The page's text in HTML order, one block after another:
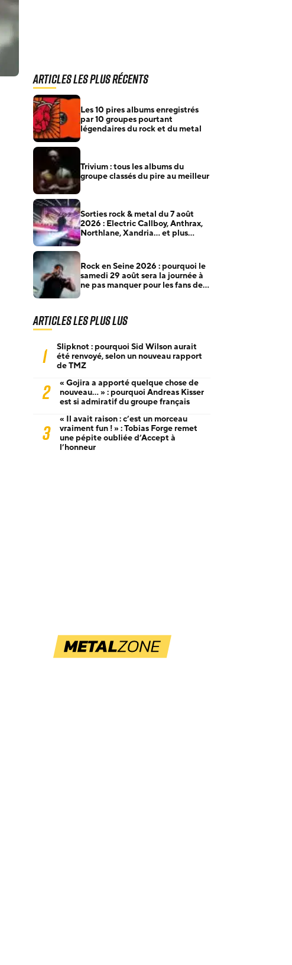
Articles les plus récents
Les 10 pires albums enregistrés
par 10 groupes pourtant
légendaires du rock et du metal
Trivium : tous les albums du
groupe classés du pire au meilleur
Sorties rock & metal du 7 août
2026 : Electric Callboy, Anthrax,
Northlane, Xandria… et plus
Rock en Seine 2026 : pourquoi le
samedi 29 août sera la journée à
ne pas manquer pour les fans de
Articles les plus lus
1
Slipknot : pourquoi Sid Wilson aurait
été renvoyé, selon un nouveau rapport
de TMZ
2
« Gojira a apporté quelque chose de
nouveau… » : pourquoi Andreas Kisser
est si admiratif du groupe français
3
« Il avait raison : c’est un morceau
vraiment fun ! » : Tobias Forge remet
une pépite oubliée d’Accept à
l’honneur